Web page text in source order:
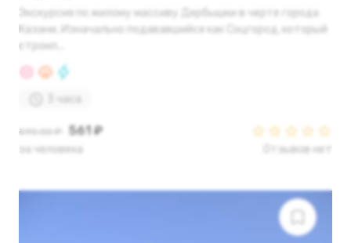
Экскурсия по жилому массиву Дербышки в черте города
Казани. Изначально подававшийся как Соцгород, который
строил...
3 часа
590.00 ₽ 561 ₽
за человека Отзывов нет